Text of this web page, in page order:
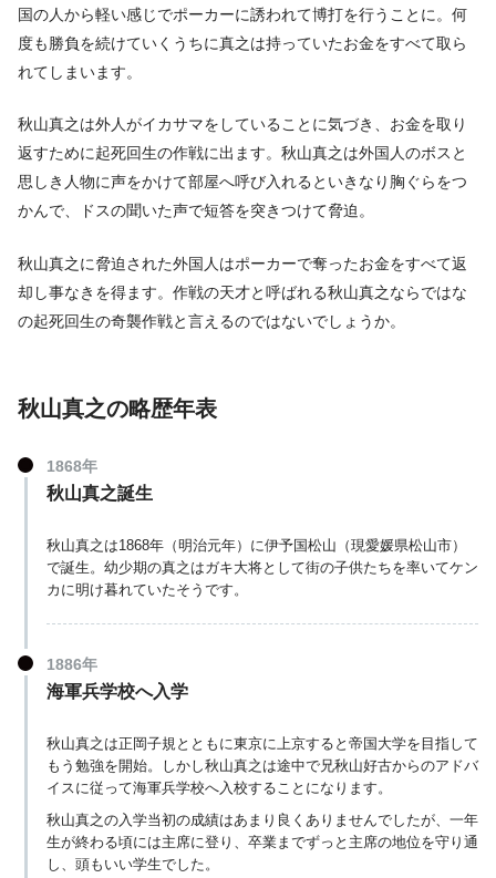
国の人から軽い感じでポーカーに誘われて博打を行うことに。何
度も勝負を続けていくうちに真之は持っていたお金をすべて取ら
れてしまいます。
秋山真之は外人がイカサマをしていることに気づき、お金を取り
返すために起死回生の作戦に出ます。秋山真之は外国人のボスと
思しき人物に声をかけて部屋へ呼び入れるといきなり胸ぐらをつ
かんで、ドスの聞いた声で短答を突きつけて脅迫。
秋山真之に脅迫された外国人はポーカーで奪ったお金をすべて返
却し事なきを得ます。作戦の天才と呼ばれる秋山真之ならではな
の起死回生の奇襲作戦と言えるのではないでしょうか。
秋山真之の略歴年表
1868年
秋山真之誕生
秋山真之は1868年（明治元年）に伊予国松山（現愛媛県松山市）
で誕生。幼少期の真之はガキ大将として街の子供たちを率いてケン
カに明け暮れていたそうです。
1886年
海軍兵学校へ入学
秋山真之は正岡子規とともに東京に上京すると帝国大学を目指して
もう勉強を開始。しかし秋山真之は途中で兄秋山好古からのアドバ
イスに従って海軍兵学校へ入校することになります。
秋山真之の入学当初の成績はあまり良くありませんでしたが、一年
生が終わる頃には主席に登り、卒業までずっと主席の地位を守り通
し、頭もいい学生でした。